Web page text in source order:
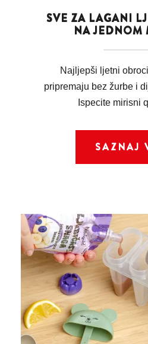
SVE ZA LAGANI
NA JEDNOM
Najljepši ljetni
pripremaju bez žurbe i
Ispecite mirisni
SAZNAJ